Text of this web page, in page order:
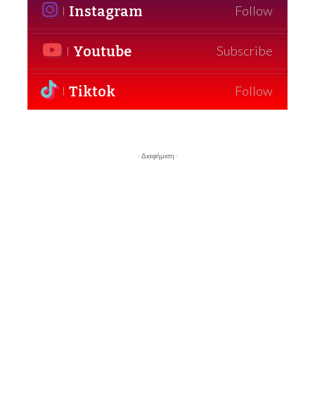
Instagram Follow
Youtube Subscribe
Tiktok Follow
- Διαφήμιση -